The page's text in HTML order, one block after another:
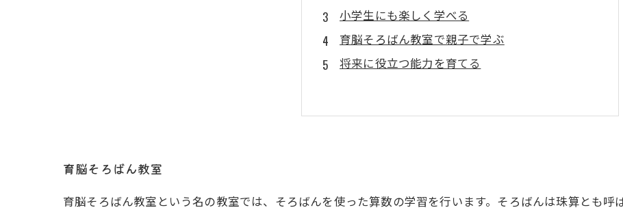
小学生にも楽しく学べる
育脳そろばん教室で親子で学ぶ
将来に役立つ能力を育てる
育脳そろばん教室
育脳そろばん教室という名の教室では、そろばんを使った算数の学習を行います。そろばんは珠算とも